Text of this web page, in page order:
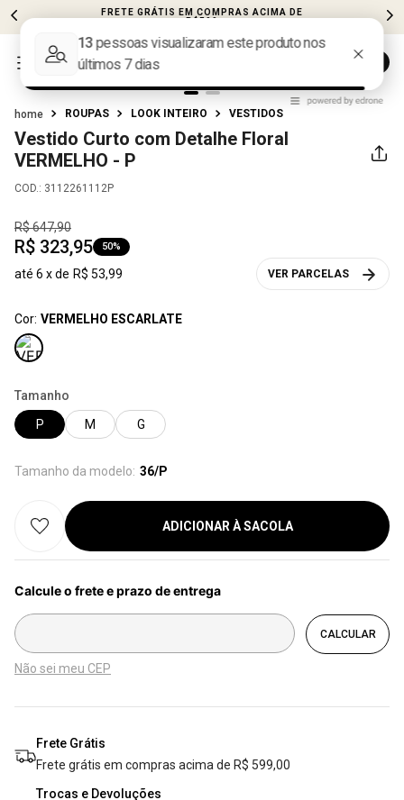
FRETE GRÁTIS EM COMPRAS ACIMA DE
R$599
ROUPAS LOOK INTEIRO VESTIDOS
Vestido Curto com Detalhe Floral
VERMELHO - P
COD.: 3112261112P
R$647,90
R$ 323,95 50%
até 6 x de R$ 53,99 VER PARCELAS
Cor: VERMELHO ESCARLATE
Tamanho
P
M G
Provador Virtual
Tamanho da modelo: 36/P
ADICIONAR À SACOLA
Frete Grátis
Frete grátis em compras acima de R$ 599,00